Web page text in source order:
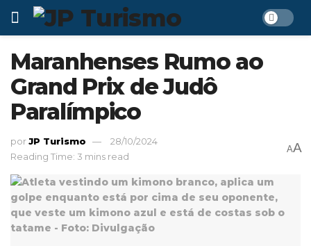
Maranhenses Rumo ao
Grand Prix de Judô
Paralímpico
porJP Turismo
28/10/2024
Reading Time: 3 mins read
AA